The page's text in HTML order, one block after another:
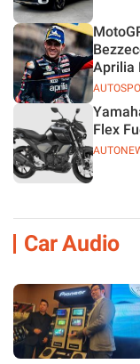
Aprilia
Flex
Car Audio